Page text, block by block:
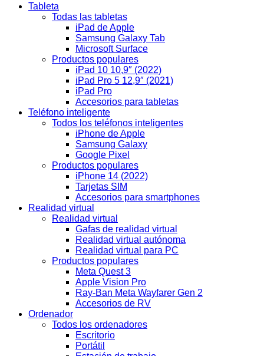
Tableta
Todas las tabletas
iPad de Apple
Samsung Galaxy Tab
Microsoft Surface
Productos populares
iPad 10 10,9″ (2022)
iPad Pro 5 12,9″ (2021)
iPad Pro
Accesorios para tabletas
Teléfono inteligente
Todos los teléfonos inteligentes
iPhone de Apple
Samsung Galaxy
Google Pixel
Productos populares
iPhone 14 (2022)
Tarjetas SIM
Accesorios para smartphones
Realidad virtual
Realidad virtual
Gafas de realidad virtual
Realidad virtual autónoma
Realidad virtual para PC
Productos populares
Meta Quest 3
Apple Vision Pro
Ray-Ban Meta Wayfarer Gen 2
Accesorios de RV
Ordenador
Todos los ordenadores
Escritorio
Portátil